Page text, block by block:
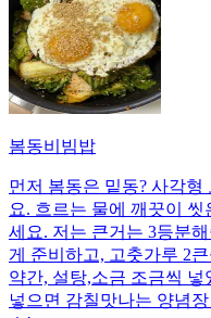
봄동비빔밥
먼저 봄동은 밑동? 사각
요. 흐르는 물에 깨끗이
세요. 저는 큰거는 3등분
게 준비하고, 고춧가루 2
약간, 설탕,소금 조금씩
넣으면 감칠맛나는 양념